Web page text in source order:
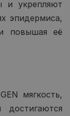
и укрепляют
эпидермиса,
повышая её
мягкость,